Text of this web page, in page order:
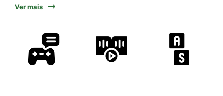
Ver mais